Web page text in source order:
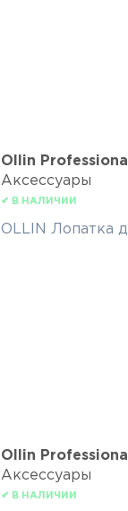
Ollin Professional
Аксессуары
✔ В НАЛИЧИИ
OLLIN Лопатка
Ollin Professional
Аксессуары
✔ В НАЛИЧИИ